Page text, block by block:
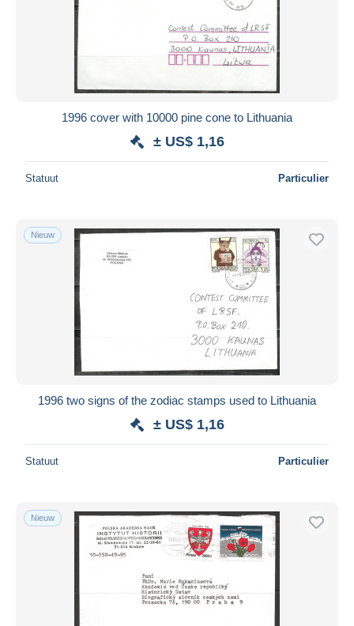
1996 cover with 10000 pine cone to Lithuania
± US$ 1,16
Statuut Particulier
Nieuw
1996 two signs of the zodiac stamps used to Lithuania
± US$ 1,16
Statuut Particulier
Nieuw